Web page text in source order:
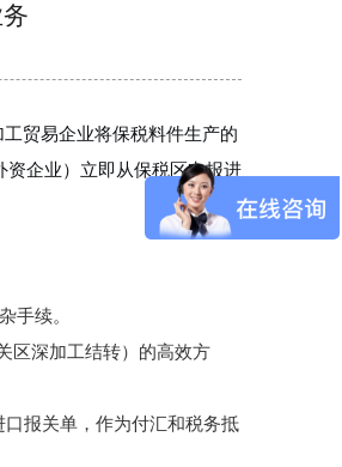
贸易企业将保税料件生产的
企业）立即从保税区申报进
手续。
区深加工结转）的高效方
报关单，作为付汇和税务抵